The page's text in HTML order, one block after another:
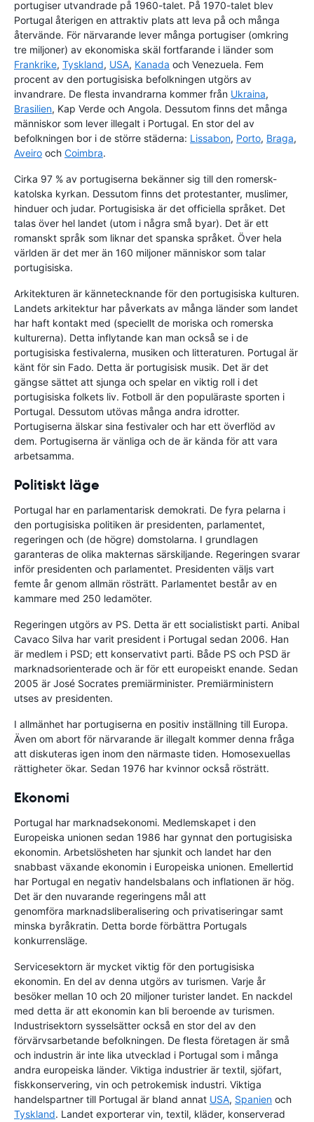
portugiser utvandrade på 1960-talet. På 1970-talet blev
Portugal återigen en attraktiv plats att leva på och många
återvände. För närvarande lever många portugiser (omkring
tre miljoner) av ekonomiska skäl fortfarande i länder som
Frankrike, Tyskland, USA, Kanada och Venezuela. Fem
procent av den portugisiska befolkningen utgörs av
invandrare. De flesta invandrarna kommer från Ukraina,
Brasilien, Kap Verde och Angola. Dessutom finns det många
människor som lever illegalt i Portugal. En stor del av
befolkningen bor i de större städerna: Lissabon, Porto, Braga,
Aveiro och Coimbra.
Cirka 97 % av portugiserna bekänner sig till den romersk-
katolska kyrkan. Dessutom finns det protestanter, muslimer,
hinduer och judar. Portugisiska är det officiella språket. Det
talas över hel landet (utom i några små byar). Det är ett
romanskt språk som liknar det spanska språket. Över hela
världen är det mer än 160 miljoner människor som talar
portugisiska.
Arkitekturen är kännetecknande för den portugisiska kulturen.
Landets arkitektur har påverkats av många länder som landet
har haft kontakt med (speciellt de moriska och romerska
kulturerna). Detta inflytande kan man också se i de
portugisiska festivalerna, musiken och litteraturen. Portugal är
känt för sin Fado. Detta är portugisisk musik. Det är det
gängse sättet att sjunga och spelar en viktig roll i det
portugisiska folkets liv. Fotboll är den populäraste sporten i
Portugal. Dessutom utövas många andra idrotter.
Portugiserna älskar sina festivaler och har ett överflöd av
dem. Portugiserna är vänliga och de är kända för att vara
arbetsamma.
Politiskt läge
Portugal har en parlamentarisk demokrati. De fyra pelarna i
den portugisiska politiken är presidenten, parlamentet,
regeringen och (de högre) domstolarna. I grundlagen
garanteras de olika makternas särskiljande. Regeringen svarar
inför presidenten och parlamentet. Presidenten väljs vart
femte år genom allmän rösträtt. Parlamentet består av en
kammare med 250 ledamöter.
Regeringen utgörs av PS. Detta är ett socialistiskt parti. Anibal
Cavaco Silva har varit president i Portugal sedan 2006. Han
är medlem i PSD; ett konservativt parti. Både PS och PSD är
marknadsorienterade och är för ett europeiskt enande. Sedan
2005 är José Socrates premiärminister. Premiärministern
utses av presidenten.
I allmänhet har portugiserna en positiv inställning till Europa.
Även om abort för närvarande är illegalt kommer denna fråga
att diskuteras igen inom den närmaste tiden. Homosexuellas
rättigheter ökar. Sedan 1976 har kvinnor också rösträtt.
Ekonomi
Portugal har marknadsekonomi. Medlemskapet i den
Europeiska unionen sedan 1986 har gynnat den portugisiska
ekonomin. Arbetslösheten har sjunkit och landet har den
snabbast växande ekonomin i Europeiska unionen. Emellertid
har Portugal en negativ handelsbalans och inflationen är hög.
Det är den nuvarande regeringens mål att
genomföra marknadsliberalisering och privatiseringar samt
minska byråkratin. Detta borde förbättra Portugals
konkurrensläge.
Servicesektorn är mycket viktig för den portugisiska
ekonomin. En del av denna utgörs av turismen. Varje år
besöker mellan 10 och 20 miljoner turister landet. En nackdel
med detta är att ekonomin kan bli beroende av turismen.
Industrisektorn sysselsätter också en stor del av den
förvärvsarbetande befolkningen. De flesta företagen är små
och industrin är inte lika utvecklad i Portugal som i många
andra europeiska länder. Viktiga industrier är textil, sjöfart,
fiskkonservering, vin och petrokemisk industri. Viktiga
handelspartner till Portugal är bland annat USA, Spanien och
Tyskland. Landet exporterar vin, textil, kläder, konserverad